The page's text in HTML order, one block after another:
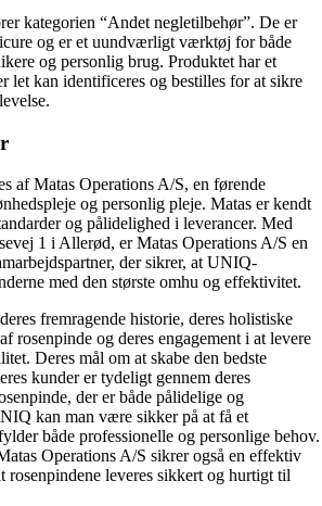
kategorien “Andet negletilbehør”. De er
og er et uundværligt værktøj for både
og personlig brug. Produktet har et
let kan identificeres og bestilles for at sikre
af Matas Operations A/S, en førende
og personlig pleje. Matas er kendt
og pålidelighed i leverancer. Med
1 i Allerød, er Matas Operations A/S en
der sikrer, at UNIQ-
med den største omhu og effektivitet.
fremragende historie, deres holistiske
rosenpinde og deres engagement i at levere
Deres mål om at skabe den bedste
kunder er tydeligt gennem deres
der er både pålidelige og
kan man være sikker på at få et
både professionelle og personlige behov.
Operations A/S sikrer også en effektiv
rosenpindene leveres sikkert og hurtigt til